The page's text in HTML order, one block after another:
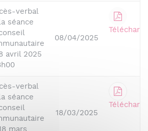
verbal
séance
avril 2025
08/04/2025
verbal
séance
mars
18/03/2025